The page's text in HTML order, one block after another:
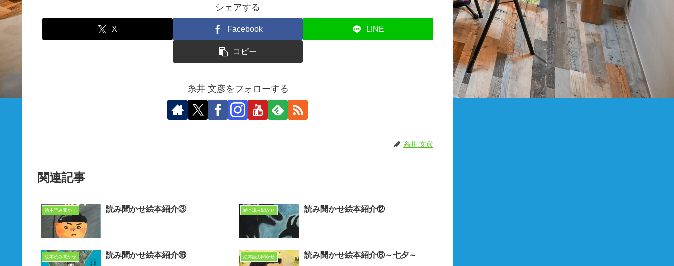
シェアする
X Facebook LINE
コピー
糸井 文彦をフォローする
糸井 文彦
関連記事
絵本読み聞かせ 読み聞かせ絵本紹介③ 絵本読み聞かせ 読み聞かせ絵本紹介⑫
絵本読み聞かせ 読み聞かせ絵本紹介⑯ 絵本読み聞かせ 読み聞かせ絵本紹介⑧～七夕～